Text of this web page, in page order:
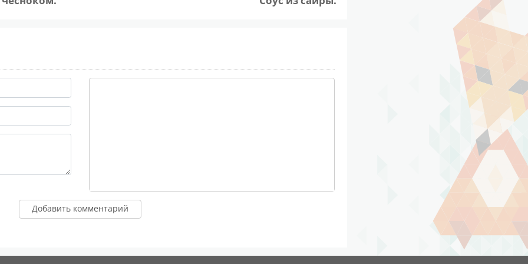
введете в это поле, то ваш комментарий будет помечен как спам
Добавить комментарий